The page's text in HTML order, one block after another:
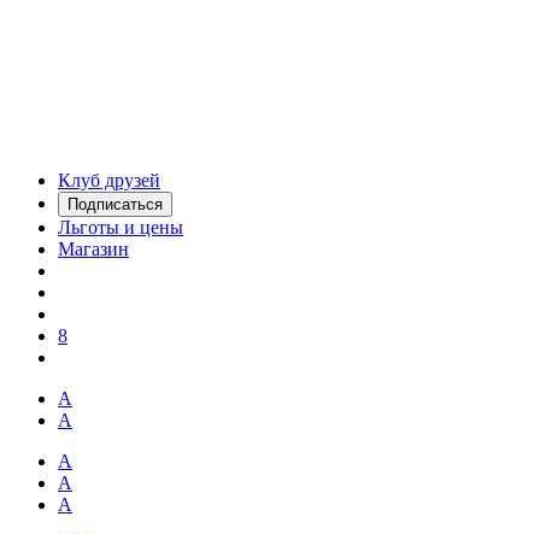
Клуб друзей
Подписаться
Льготы и цены
Магазин
8
А
А
А
А
А